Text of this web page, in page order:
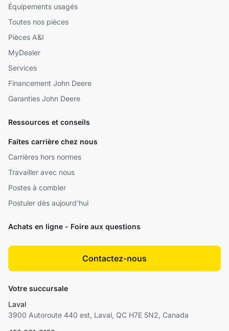
Équipements usagés
Toutes nos pièces
Pièces A&I
MyDealer
Services
Financement John Deere
Garanties John Deere
Ressources et conseils
Faites carrière chez nous
Carrières hors normes
Travailler avec nous
Postes à combler
Postuler dès aujourd'hui
Achats en ligne - Foire aux questions
Contactez-nous
Votre succursale
Laval
3900 Autoroute 440 est, Laval, QC H7E 5N2, Canada